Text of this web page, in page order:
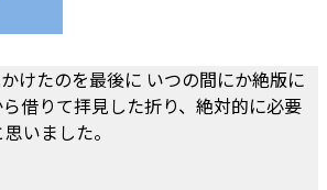
けたのを最後に いつの間にか絶版に
借りて拝見した折り、絶対的に必要
いました。